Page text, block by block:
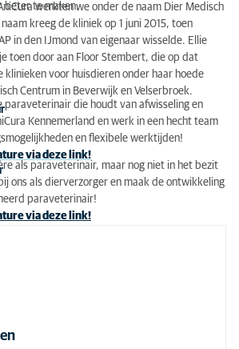
beter te maken.
werkten we onder de naam Dier Medisch
kreeg de kliniek op 1 juni 2015, toen
in den IJmond van eigenaar wisselde. Ellie
toen door aan Floor Stembert, die op dat
klinieken voor huisdieren onder haar hoede
Centrum in Beverwijk en Velserbroek.
paraveterinair die houdt van afwisseling en
Kennemerland en werk in een hecht team
en flexibele werktijden!
via deze link!
als paraveterinair, maar nog niet in het bezit
ons als dierverzorger en maak de ontwikkeling
paraveterinair!
via deze link!